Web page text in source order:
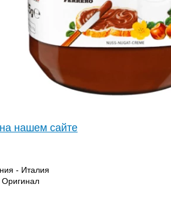
нашем сайте
- Италия
Оригинал